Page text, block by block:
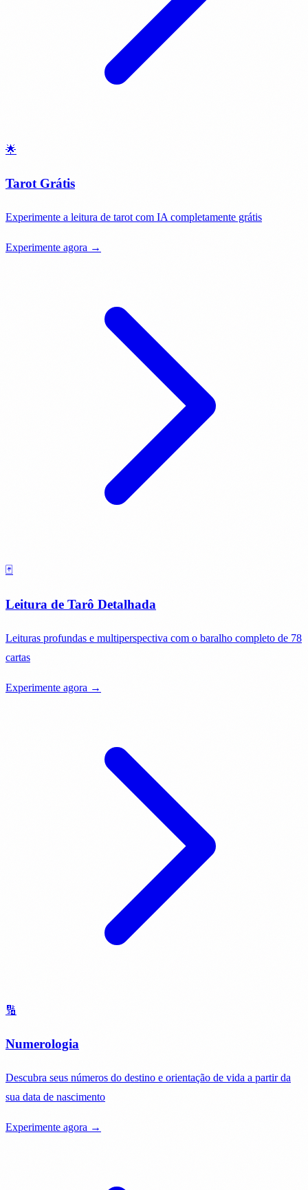
🌟
Tarot Grátis
Experimente a leitura de tarot com IA completamente grátis
Experimente agora →
🃏
Leitura de Tarô Detalhada
Leituras profundas e multiperspectiva com o baralho completo de 78
cartas
Experimente agora →
🔢
Numerologia
Descubra seus números do destino e orientação de vida a partir da
sua data de nascimento
Experimente agora →